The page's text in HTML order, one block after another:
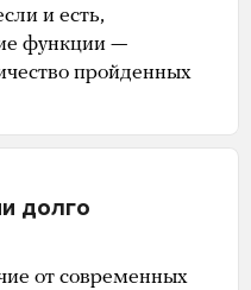
и есть,
функции —
пройденных
долго
от современных